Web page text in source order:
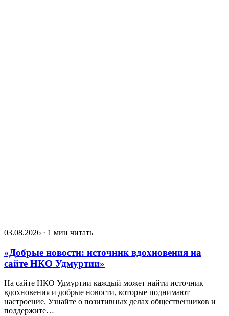
03.08.2026 · 1 мин читать
«Добрые новости: источник вдохновения на
сайте НКО Удмуртии»
На сайте НКО Удмуртии каждый может найти источник
вдохновения и добрые новости, которые поднимают
настроение. Узнайте о позитивных делах общественников и
поддержите…